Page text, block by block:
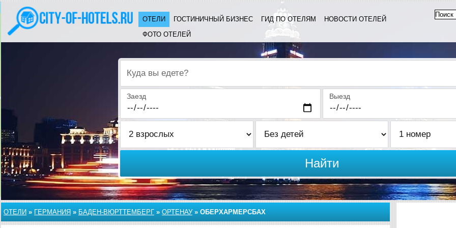
ОТЕЛИ ГОСТИНИЧНЫЙ БИЗНЕС ГИД ПО ОТЕЛЯМ
НОВОСТИ ОТЕЛЕЙ
ФОТО ОТЕЛЕЙ
Куда вы едете?
Заезд Выезд
Найти
ОТЕЛИ » ГЕРМАНИЯ » БАДЕН-ВЮРТТЕМБЕРГ » ОРТЕНАУ» ОБЕРХАРМЕРСБАХ